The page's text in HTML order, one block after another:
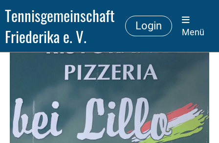
Tennisgemeinschaft
Friederika e. V.
Login
Menü